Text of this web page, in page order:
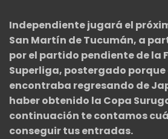
Independiente jugará el
San Martín de Tucumán, a
por el partido pendiente de la
Superliga, postergado porque
encontraba regresando de
haber obtenido la Copa
continuación te contamos
conseguir tus entradas.